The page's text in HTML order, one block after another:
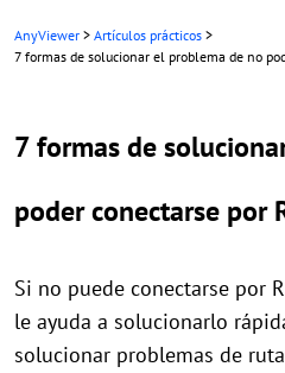
AnyViewer > Artículos prácticos >
7 formas de solucionar el problema de no
7 formas de
poder conectarse por
Si no puede conectarse por
le ayuda a solucionarlo
solucionar problemas de